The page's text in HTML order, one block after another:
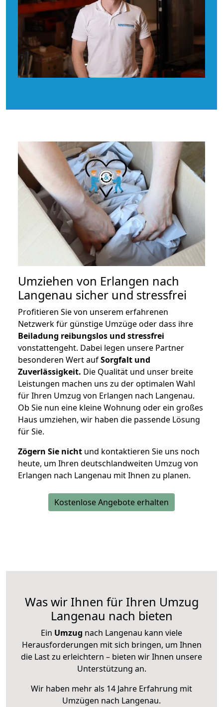
Umziehen von Erlangen nach
Langenau sicher und stressfrei
Profitieren Sie von unserem erfahrenen
Netzwerk für günstige Umzüge oder dass ihre
Beiladung reibungslos und stressfrei
vonstattengeht. Dabei legen unsere Partner
besonderen Wert aufSorgfalt und
Zuverlässigkeit. Die Qualität und unser breite
Leistungen machen uns zu der optimalen Wahl
für Ihren Umzug von Erlangen nach Langenau.
Ob Sie nun eine kleine Wohnung oder ein großes
Haus umziehen, wir haben die passende Lösung
für Sie.
Zögern Sie nicht und kontaktieren Sie uns noch
heute, um Ihren deutschlandweiten Umzug von
Erlangen nach Langenau mit Ihnen zu planen.
Kostenlose Angebote erhalten
Was wir Ihnen für Ihren Umzug
Langenau nach bieten
Ein Umzug nach Langenau kann viele
Herausforderungen mit sich bringen, um Ihnen
die Last zu erleichtern – bieten wir Ihnen unsere
Unterstützung an.
Wir haben mehr als 14 Jahre Erfahrung mit
Umzügen nach Langenau.